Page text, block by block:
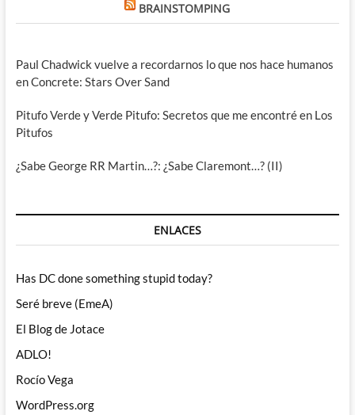
BRAINSTOMPING
Paul Chadwick vuelve a recordarnos lo que nos hace humanos
en Concrete: Stars Over Sand
Pitufo Verde y Verde Pitufo: Secretos que me encontré en Los
Pitufos
¿Sabe George RR Martin…?: ¿Sabe Claremont…? (II)
ENLACES
Has DC done something stupid today?
Seré breve (EmeA)
El Blog de Jotace
ADLO!
Rocío Vega
WordPress.org